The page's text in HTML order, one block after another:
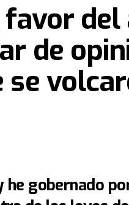
de
se
gobernado